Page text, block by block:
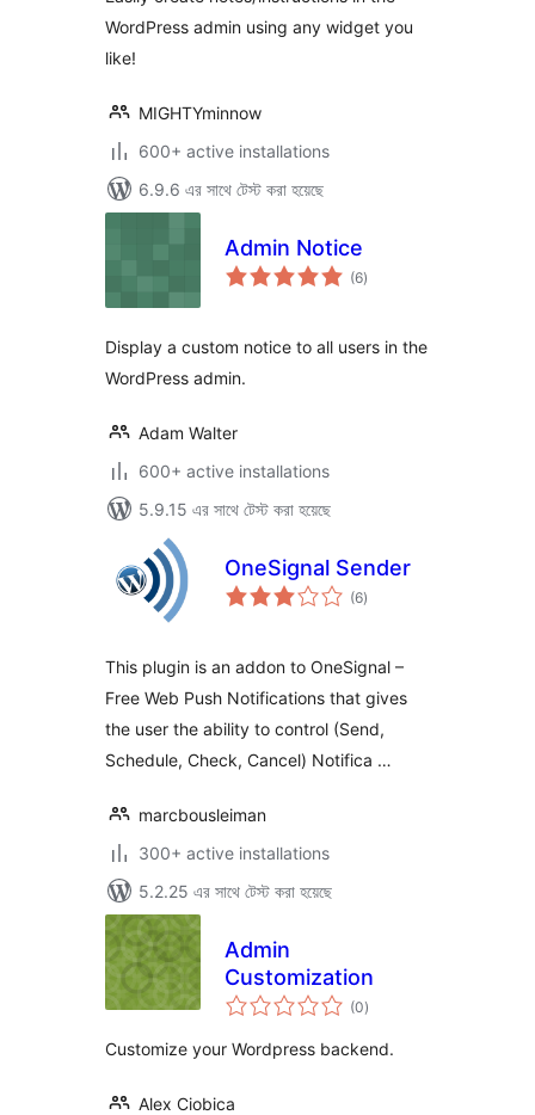
WordPress admin using any widget you
like!
MIGHTYminnow
600+ active installations
6.9.6 এর সাথে টেস্ট করা হয়েছে
Admin Notice
(6total
ratings
)
Display a custom notice to all users in the
WordPress admin.
Adam Walter
600+ active installations
5.9.15 এর সাথে টেস্ট করা হয়েছে
OneSignal Sender
(6total
ratings
)
This plugin is an addon to OneSignal –
Free Web Push Notifications that gives
the user the ability to control (Send,
Schedule, Check, Cancel) Notifica …
marcbousleiman
300+ active installations
5.2.25 এর সাথে টেস্ট করা হয়েছে
Admin
Customization
(0total
ratings
)
Customize your Wordpress backend.
Alex Ciobica